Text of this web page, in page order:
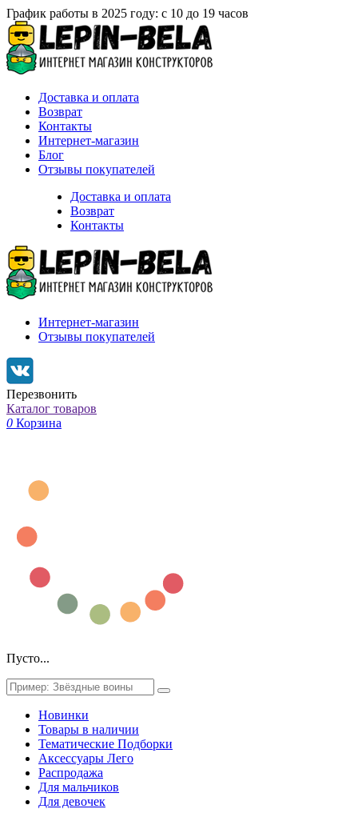
График работы в 2025 году: с 10 до 19 часов
Доставка и оплата
Возврат
Контакты
Интернет-магазин
Блог
Отзывы покупателей
Доставка и оплата
Возврат
Контакты
Интернет-магазин
Отзывы покупателей
Перезвонить
Каталог товаров
0 Корзина
Пусто...
Новинки
Товары в наличии
Тематические Подборки
Аксессуары Лего
Распродажа
Для мальчиков
Для девочек